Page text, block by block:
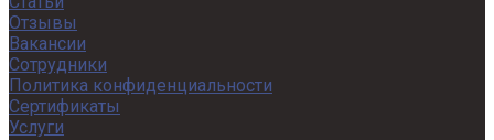
Отзывы
Вакансии
Сотрудники
Политика конфиденциальности
Сертификаты
Услуги